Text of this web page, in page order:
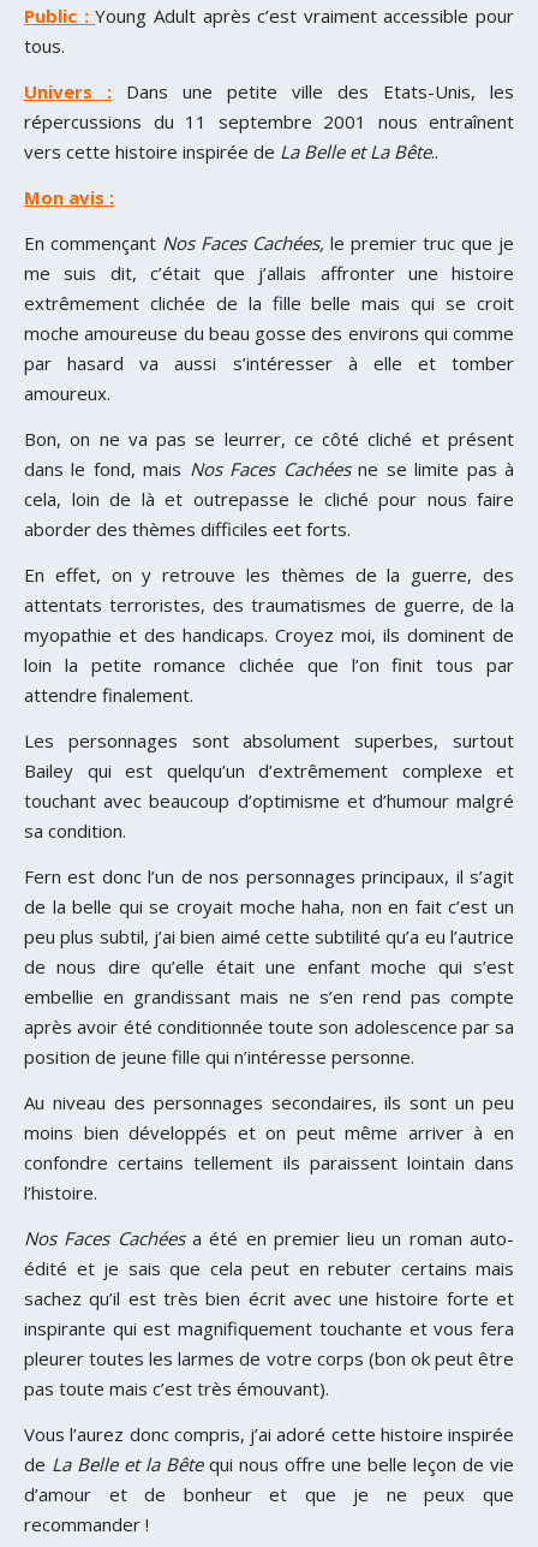
Public : Young Adult après c’est vraiment accessible pour
tous.
Univers : Dans une petite ville des Etats-Unis, les
répercussions du 11 septembre 2001 nous entraînent
vers cette histoire inspirée de La Belle et La Bête..
Mon avis :
En commençant Nos Faces Cachées, le premier truc que je
me suis dit, c’était que j’allais affronter une histoire
extrêmement clichée de la fille belle mais qui se croit
moche amoureuse du beau gosse des environs qui comme
par hasard va aussi s’intéresser à elle et tomber
amoureux.
Bon, on ne va pas se leurrer, ce côté cliché et présent
dans le fond, mais Nos Faces Cachéesne se limite pas à
cela, loin de là et outrepasse le cliché pour nous faire
aborder des thèmes difficiles eet forts.
En effet, on y retrouve les thèmes de la guerre, des
attentats terroristes, des traumatismes de guerre, de la
myopathie et des handicaps. Croyez moi, ils dominent de
loin la petite romance clichée que l’on finit tous par
attendre finalement.
Les personnages sont absolument superbes, surtout
Bailey qui est quelqu’un d’extrêmement complexe et
touchant avec beaucoup d’optimisme et d’humour malgré
sa condition.
Fern est donc l’un de nos personnages principaux, il s’agit
de la belle qui se croyait moche haha, non en fait c’est un
peu plus subtil, j’ai bien aimé cette subtilité qu’a eu l’autrice
de nous dire qu’elle était une enfant moche qui s’est
embellie en grandissant mais ne s’en rend pas compte
après avoir été conditionnée toute son adolescence par sa
position de jeune fille qui n’intéresse personne.
Au niveau des personnages secondaires, ils sont un peu
moins bien développés et on peut même arriver à en
confondre certains tellement ils paraissent lointain dans
l’histoire.
Nos Faces Cachéesa été en premier lieu un roman auto-
édité et je sais que cela peut en rebuter certains mais
sachez qu’il est très bien écrit avec une histoire forte et
inspirante qui est magnifiquement touchante et vous fera
pleurer toutes les larmes de votre corps (bon ok peut être
pas toute mais c’est très émouvant).
Vous l’aurez donc compris, j’ai adoré cette histoire inspirée
de La Belle et la Bêtequi nous offre une belle leçon de vie
d’amour et de bonheur et que je ne peux que
recommander !